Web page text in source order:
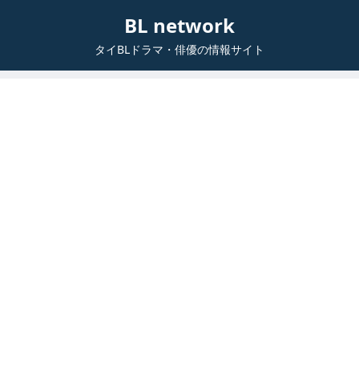
BL network
タイBLドラマ・俳優の情報サイト